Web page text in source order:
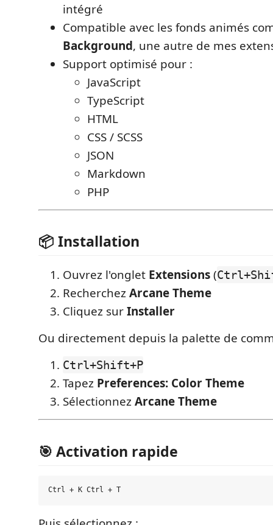
intégré
Compatible avec les fonds animés
Background, une autre de mes
Support optimisé pour :
JavaScript
TypeScript
HTML
CSS / SCSS
JSON
Markdown
PHP
📦 Installation
Ouvrez l'onglet Extensions(
RecherchezArcane Theme
Cliquez surInstaller
Ou directement depuis la palette de
Ctrl+Shift+P
Tapez Preferences: Color Theme
SélectionnezArcane Theme
🎯 Activation rapide